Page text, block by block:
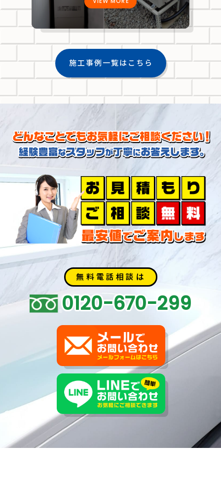
施工事例一覧はこちら
無料電話相談は
0120-670-299